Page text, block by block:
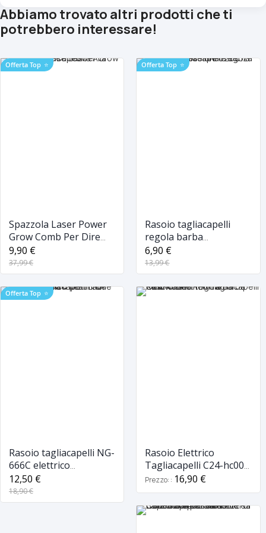
Abbiamo trovato altri prodotti che ti
potrebbero interessare!
Offerta Top ⭐
Spazzola Laser Power
Grow Comb Per Dire
Basta Alla Caduta Dei
Capelli
9,90 €
37,99 €
Offerta Top ⭐
Rasoio tagliacapelli
regola barba
professionale senza filo
ricaricabile SN-6200
6,90 €
13,99 €
Offerta Top ⭐
Rasoio tagliacapelli NG-
666C elettrico
ricaricabile regola
barba 4 pettini da
viaggio
12,50 €
18,90 €
Rasoio Elettrico
Tagliacapelli C24-hc005
Trimmer Ricaricabile
Regola Barba Gold 4
Pettii
Prezzo: 16,90 €